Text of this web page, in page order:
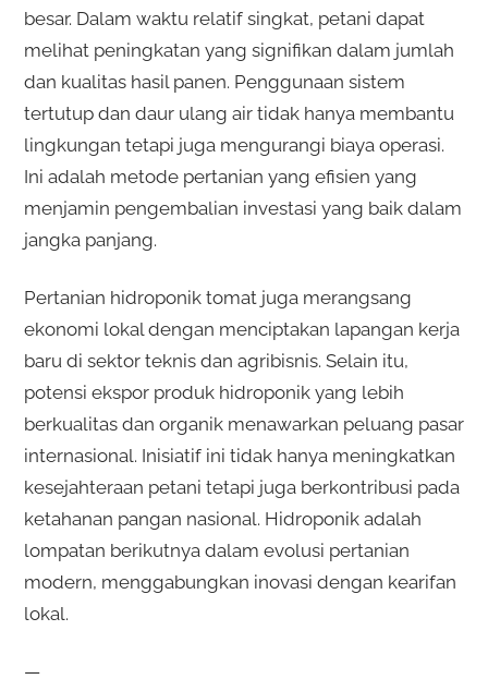
besar. Dalam waktu relatif singkat, petani dapat
melihat peningkatan yang signifikan dalam jumlah
dan kualitas hasil panen. Penggunaan sistem
tertutup dan daur ulang air tidak hanya membantu
lingkungan tetapi juga mengurangi biaya operasi.
Ini adalah metode pertanian yang efisien yang
menjamin pengembalian investasi yang baik dalam
jangka panjang.
Pertanian hidroponik tomat juga merangsang
ekonomi lokal dengan menciptakan lapangan kerja
baru di sektor teknis dan agribisnis. Selain itu,
potensi ekspor produk hidroponik yang lebih
berkualitas dan organik menawarkan peluang pasar
internasional. Inisiatif ini tidak hanya meningkatkan
kesejahteraan petani tetapi juga berkontribusi pada
ketahanan pangan nasional. Hidroponik adalah
lompatan berikutnya dalam evolusi pertanian
modern, menggabungkan inovasi dengan kearifan
lokal.
—